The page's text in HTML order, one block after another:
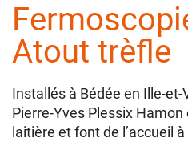
Atout trèfle
Installés à Bédée en Ille-et-
Pierre-Yves Plessix
laitière et font de l’accueil